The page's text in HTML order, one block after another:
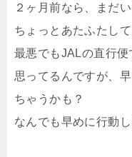
２ヶ月前なら、まだ
ちょっとあたふたして
最悪でもJALの直行
思ってるんですが、
ちゃうかも？
なんでも早めに行動